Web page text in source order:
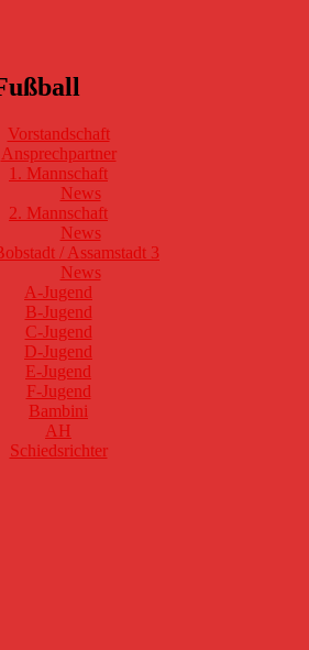
Vorstandschaft
Ansprechpartner
1. Mannschaft
News
2. Mannschaft
News
/ Assamstadt 3
News
A-Jugend
B-Jugend
C-Jugend
D-Jugend
E-Jugend
F-Jugend
Bambini
AH
Schiedsrichter